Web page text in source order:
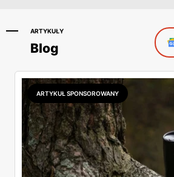
ARTYKUŁY
Blog
ARTYKUŁ SPONSOROWANY